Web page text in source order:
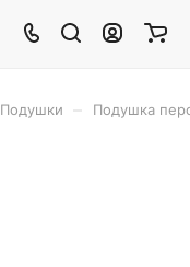
Подушки Подушка